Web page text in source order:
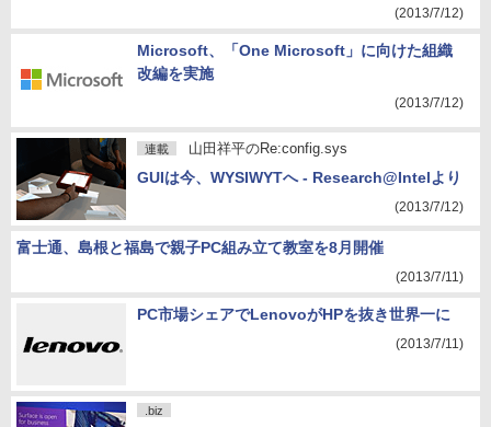
(2013/7/12)
Microsoft、「One Microsoft」に向けた組織
改編を実施
(2013/7/12)
連載 山田祥平のRe:config.sys
GUIは今、WYSIWYTへ - Research@Intelより
(2013/7/12)
富士通、島根と福島で親子PC組み立て教室を8月開催
(2013/7/11)
PC市場シェアでLenovoがHPを抜き世界一に
(2013/7/11)
.biz